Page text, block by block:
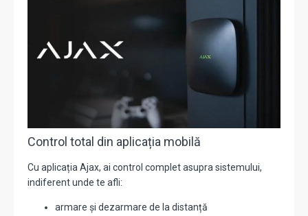
Control total din aplicația mobilă
Cu aplicația Ajax, ai control complet asupra sistemului,
indiferent unde te afli:
armare și dezarmare de la distanță